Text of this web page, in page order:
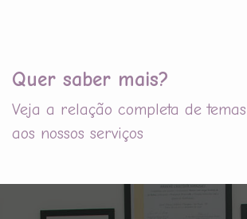
Quer saber mais?
Veja a relação completa de
aos nossos serviços